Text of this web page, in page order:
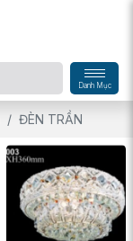
Danh Mục
ĐÈN TRẦN